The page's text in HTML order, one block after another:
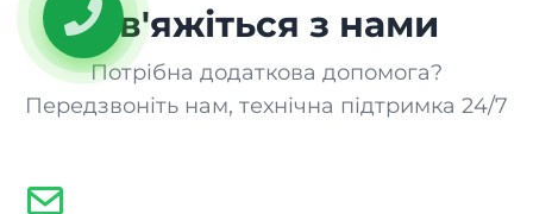
Зв'яжіться з нами
Потрібна додаткова допомога?
Передзвоніть нам, технічна підтримка 24/7